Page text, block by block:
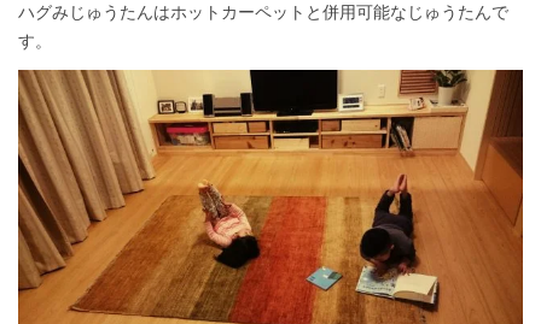
ハグみじゅうたんはホットカーペットと併用可能なじゅうたんで
す。